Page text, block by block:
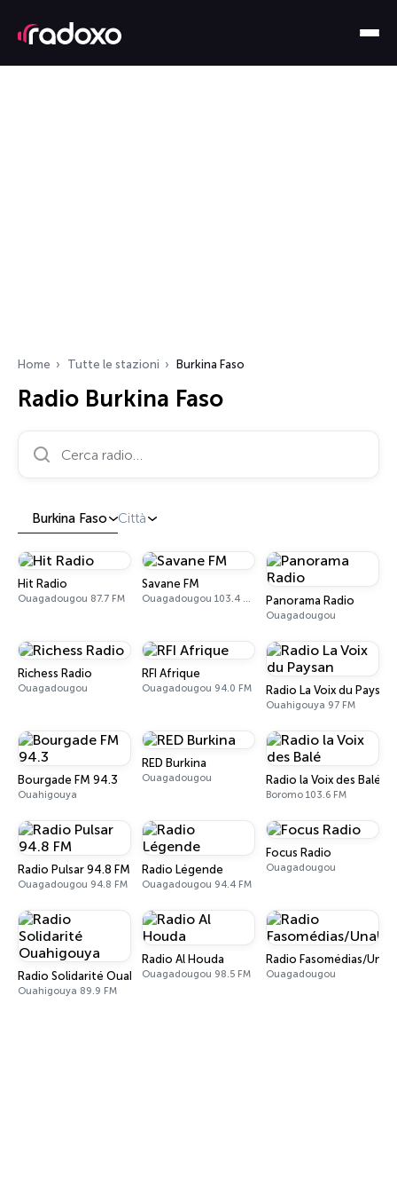
Home Tutte le stazioni Burkina Faso
Radio Burkina Faso
Cerca radio…
Burkina Faso Città
Hit Radio
Ouagadougou 87.7 FM
Savane FM
Ouagadougou 103.4 FM Panorama Radio
Ouagadougou
Richess Radio
Ouagadougou
RFI Afrique
Ouagadougou 94.0 FM Radio La Voix du Paysan
Ouahigouya 97 FM
Bourgade FM 94.3
Ouahigouya
RED Burkina
Ouagadougou Radio la Voix des Balé
Boromo 103.6 FM
Radio Pulsar 94.8 FM
Ouagadougou 94.8 FM
Radio Légende
Ouagadougou 94.4 FM
Focus Radio
Ouagadougou
Radio Solidarité Ouahigouya
Ouahigouya 89.9 FM
Radio Al Houda
Ouagadougou 98.5 FM
Radio Fasomédias/
Ouagadougou